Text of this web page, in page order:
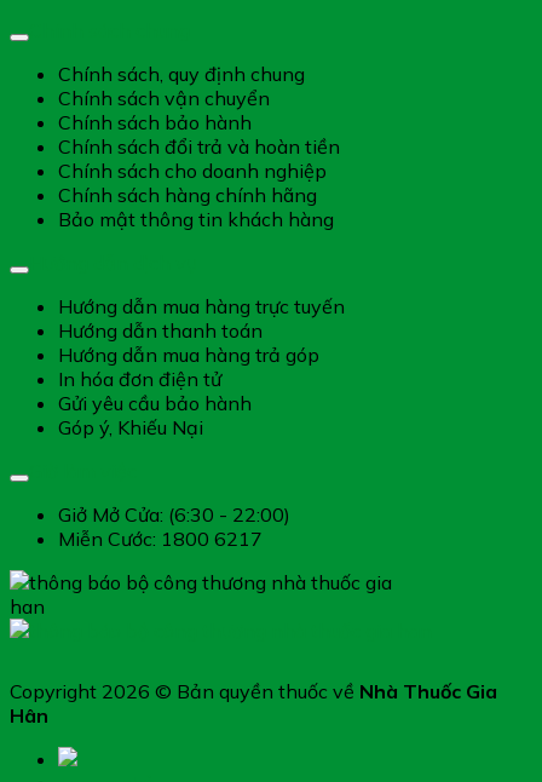
Chính sách, quy định chung
Chính sách vận chuyển
Chính sách bảo hành
Chính sách đổi trả và hoàn tiền
Chính sách cho doanh nghiệp
Chính sách hàng chính hãng
Bảo mật thông tin khách hàng
Hướng dẫn mua hàng trực tuyến
Hướng dẫn thanh toán
Hướng dẫn mua hàng trả góp
In hóa đơn điện tử
Gửi yêu cầu bảo hành
Góp ý, Khiếu Nại
Giở Mở Cửa: (6:30 - 22:00)
Miễn Cước: 1800 6217
Copyright 2026 © Bản quyền thuốc về Nhà Thuốc Gia
Hân